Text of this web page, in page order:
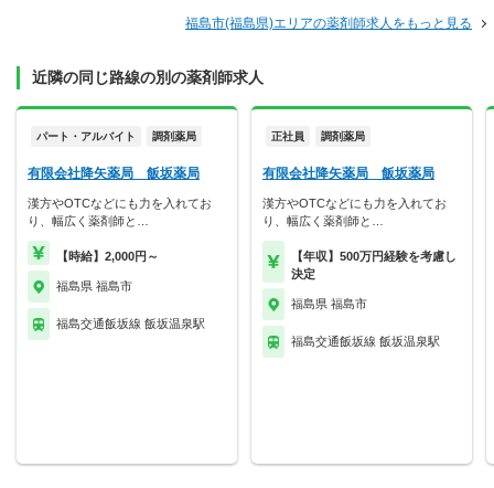
福島市(福島県)エリアの薬剤師求人をもっと見る
近隣の同じ路線の別の薬剤師求人
パート・アルバイト 調剤薬局
有限会社降矢薬局 飯坂薬局
漢方やOTCなどにも力を入れてお
り、幅広く薬剤師と…
【時給】2,000円～
福島県 福島市
福島交通飯坂線 飯坂温泉駅
正社員 調剤薬局
有限会社降矢薬局 飯坂薬局
漢方やOTCなどにも力を入れてお
り、幅広く薬剤師と…
【年収】500万円経験を考慮し
決定
福島県 福島市
福島交通飯坂線 飯坂温泉駅